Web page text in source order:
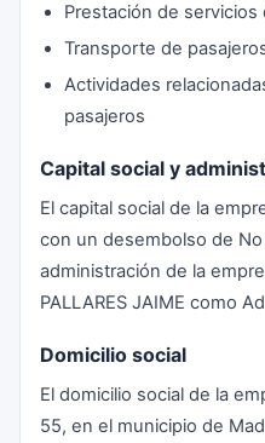
Prestación de
Transporte de
Actividades
pasajeros
Capital social y
El capital social de la
con un desembolso de
administración de la
PALLARES JAIME como
Domicilio social
El domicilio social de la
55, en el municipio de